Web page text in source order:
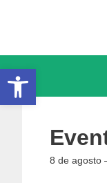
Abrir barra de
8 de agosto